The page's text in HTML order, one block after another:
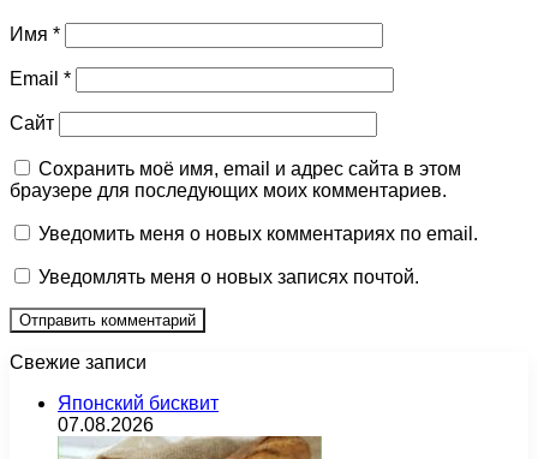
Имя *
Email *
Сайт
Сохранить моё имя, email и адрес сайта в этом
браузере для последующих моих комментариев.
Уведомить меня о новых комментариях по email.
Уведомлять меня о новых записях почтой.
Свежие записи
Японский бисквит
07.08.2026